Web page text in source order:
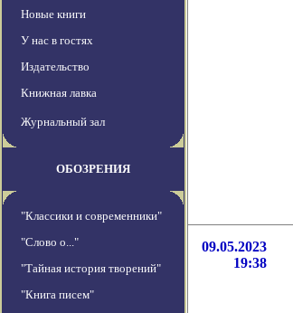
Новые книги
У нас в гостях
Издательство
Книжная лавка
Журнальный зал
ОБОЗРЕНИЯ
"Классики и современники"
"Слово о..."
"Тайная история творений"
"Книга писем"
09.05.2023
19:38